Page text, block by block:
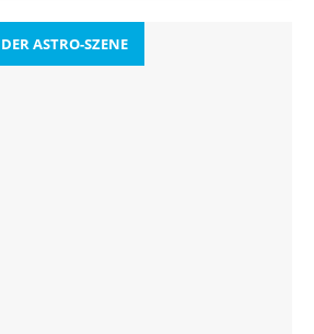
ASTRO-SZENE